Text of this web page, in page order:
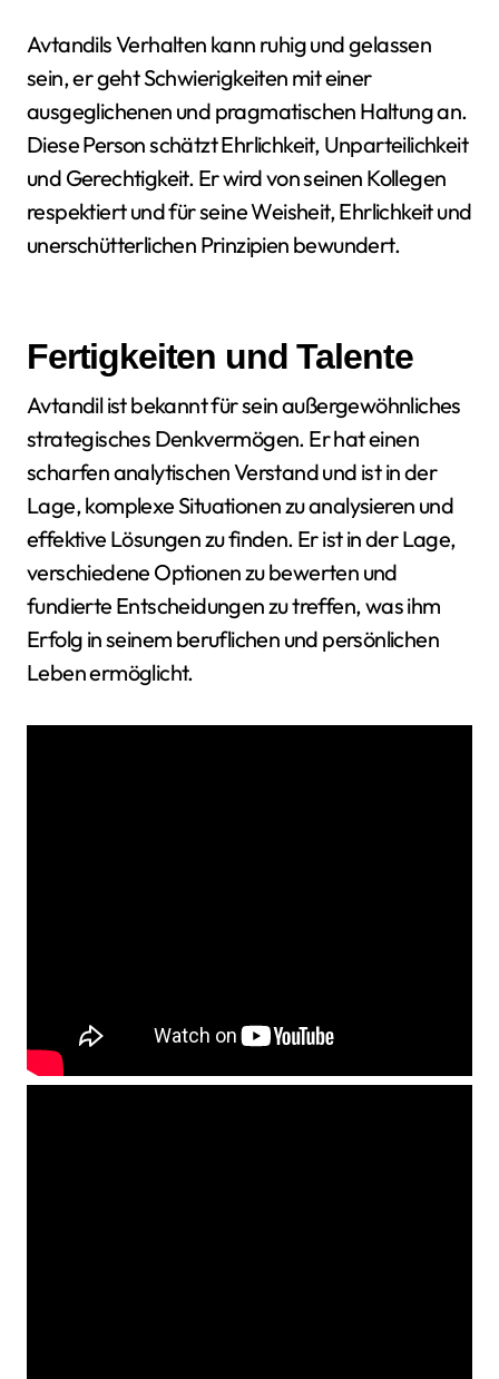
Avtandils Verhalten kann ruhig und gelassen
sein, er geht Schwierigkeiten mit einer
ausgeglichenen und pragmatischen Haltung an.
Diese Person schätzt Ehrlichkeit, Unparteilichkeit
und Gerechtigkeit. Er wird von seinen Kollegen
respektiert und für seine Weisheit, Ehrlichkeit und
unerschütterlichen Prinzipien bewundert.
Fertigkeiten und Talente
Avtandil ist bekannt für sein außergewöhnliches
strategisches Denkvermögen. Er hat einen
scharfen analytischen Verstand und ist in der
Lage, komplexe Situationen zu analysieren und
effektive Lösungen zu finden. Er ist in der Lage,
verschiedene Optionen zu bewerten und
fundierte Entscheidungen zu treffen, was ihm
Erfolg in seinem beruflichen und persönlichen
Leben ermöglicht.